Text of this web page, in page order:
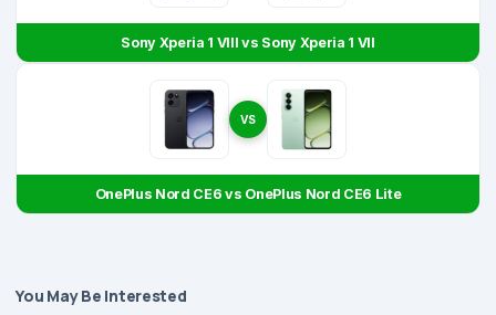
Sony Xperia 1 VIII vs Sony Xperia 1 VII
VS
OnePlus Nord CE6 vs OnePlus Nord CE6 Lite
You May Be Interested